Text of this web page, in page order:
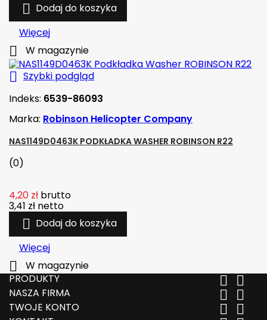
 Dodaj do koszyka
Więcej
 W magazynie
 Szybki podgląd
Indeks: 6539-86093
Marka: Robinson Helicopter Company
NAS1149D0463K PODKŁADKA WASHER ROBINSON R22
(0)
4,20 zł brutto
3,41 zł netto
 Dodaj do koszyka
Więcej

W magazynie
PRODUKTY
 
NASZA FIRMA  
TWOJE KONTO  